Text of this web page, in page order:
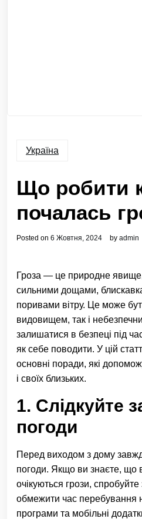
Україна
Що робити
почалась
Posted on 6 Жовтня, 2024 by admin
Гроза — це природне
сильними дощами,
поривами вітру. Це може
видовищем, так і
залишатися в безпеці під
як себе поводити. У цій
основні поради, які
і своїх близьких.
1. Слідкуйте
погоди
Перед виходом з дому
погоди. Якщо ви знаєте, що
очікуються грози,
обмежити час перебування
програми та мобільні